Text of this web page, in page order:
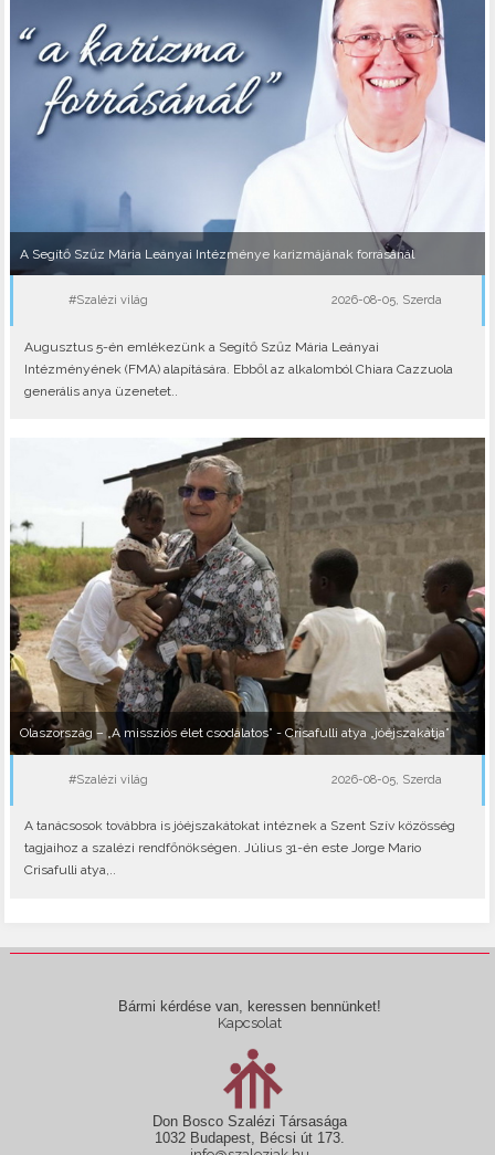
A Segítő Szűz Mária Leányai Intézménye karizmájának forrásánál
#Szalézi világ 2026-08-05, Szerda
Augusztus 5-én emlékezünk a Segítő Szűz Mária Leányai
Intézményének (FMA) alapítására. Ebből az alkalomból Chiara Cazzuola
generális anya üzenetet..
Olaszország – „A missziós élet csodálatos” - Crisafulli atya „jóéjszakátja”
#Szalézi világ 2026-08-05, Szerda
A tanácsosok továbbra is jóéjszakátokat intéznek a Szent Szív közösség
tagjaihoz a szalézi rendfőnökségen. Július 31-én este Jorge Mario
Crisafulli atya,..
Bármi kérdése van, keressen bennünket!
Kapcsolat
Don Bosco Szalézi Társasága
1032 Budapest, Bécsi út 173.